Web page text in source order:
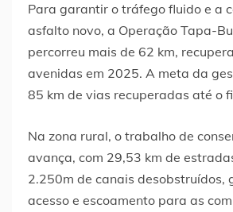
Para garantir o tráfego fluido e a
asfalto novo, a Operação Tapa-
percorreu mais de 62 km,
avenidas em 2025. A meta da
85 km de vias recuperadas até o
Na zona rural, o trabalho de
avança, com 29,53 km de
2.250m de canais desobstruídos,
acesso e escoamento para as